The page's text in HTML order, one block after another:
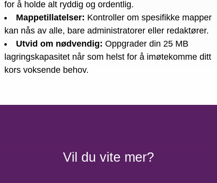
for å holde alt ryddig og ordentlig.
Mappetillatelser: Kontroller om spesifikke mapper
kan nås av alle, bare administratorer eller redaktører.
Utvid om nødvendig: Oppgrader din 25 MB
lagringskapasitet når som helst for å imøtekomme ditt
kors voksende behov.
Vil du vite mer?